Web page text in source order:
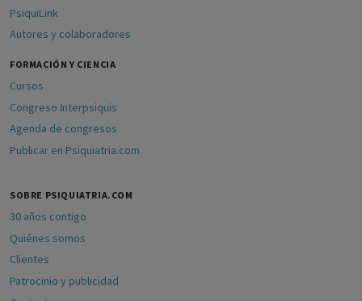
PsiquiLink
Autores y colaboradores
FORMACIÓN Y CIENCIA
Cursos
Congreso Interpsiquis
Agenda de congresos
Publicar en Psiquiatria.com
SOBRE PSIQUIATRIA.COM
30 años contigo
Quiénes somos
Clientes
Patrocinio y publicidad